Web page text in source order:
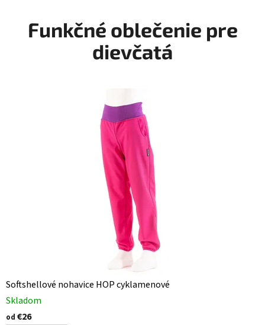
Funkčné oblečenie pre
dievčatá
Softshellové nohavice HOP cyklamenové
Skladom
od €26